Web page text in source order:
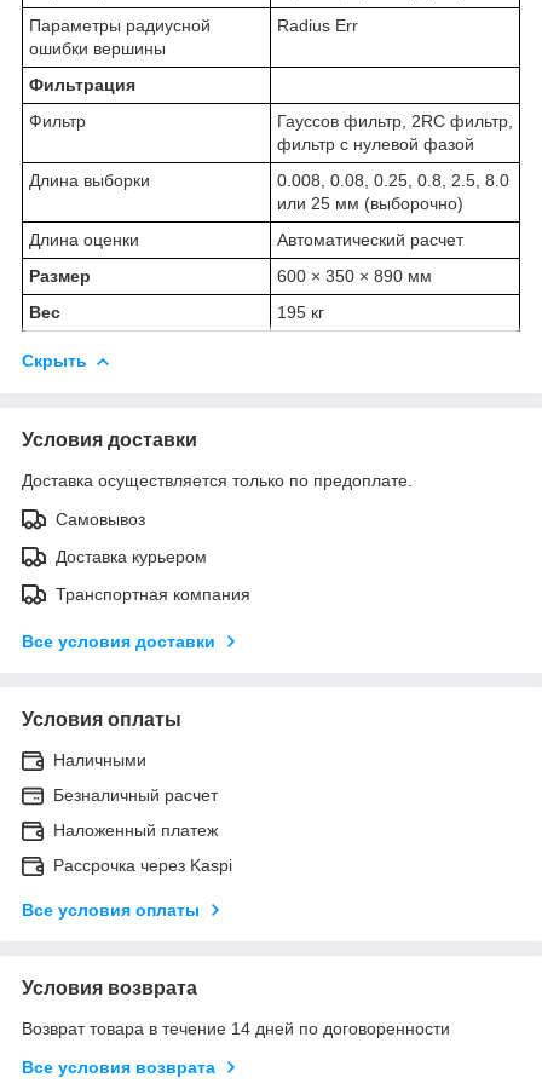
Параметры радиусной
ошибки вершины
Radius Err
Фильтрация
Фильтр
Гауссов фильтр, 2RC фильтр,
фильтр с нулевой фазой
Длина выборки
0.008, 0.08, 0.25, 0.8, 2.5, 8.0
или 25 мм (выборочно)
Длина оценки
Автоматический расчет
Размер
600 × 350 × 890 мм
Вес
195 кг
Скрыть
Условия доставки
Доставка осуществляется только по предоплате.
Самовывоз
Доставка курьером
Транспортная компания
Все условия доставки
Условия оплаты
Наличными
Безналичный расчет
Наложенный платеж
Рассрочка через Kaspi
Все условия оплаты
Условия возврата
Возврат товара в течение 14 дней по договоренности
Все условия возврата